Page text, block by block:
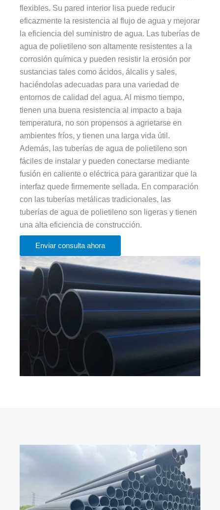
flexibles. Su pared interior lisa puede reducir
eficazmente la resistencia al flujo de agua y mejorar
la eficiencia del suministro de agua. Las tuberías de
agua de polietileno son altamente resistentes a la
corrosión química y pueden resistir la erosión por
sustancias tales como ácidos, álcalis y sales,
haciéndolas adecuadas para una variedad de
entornos de calidad del agua. Al mismo tiempo,
tienen una buena resistencia al impacto a baja
temperatura, no son propensos a agrietarse en
ambientes fríos, y tienen una larga vida útil.
Además, las tuberías de agua de polietileno son
fáciles de instalar y pueden conectarse mediante
fusión en caliente o eléctrica para garantizar que la
interfaz quede firmemente sellada. En comparación
con las tuberías metálicas tradicionales, las
tuberías de agua de polietileno son ligeras y tienen
una alta eficiencia de construcción.
Enviar consulta ahora